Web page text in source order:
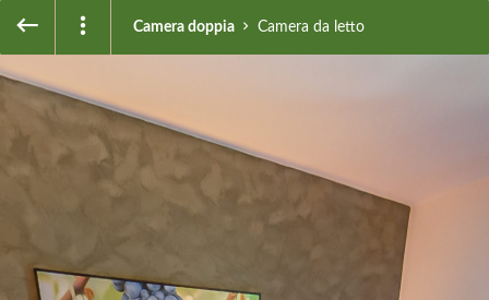
Camera doppia Camera da letto